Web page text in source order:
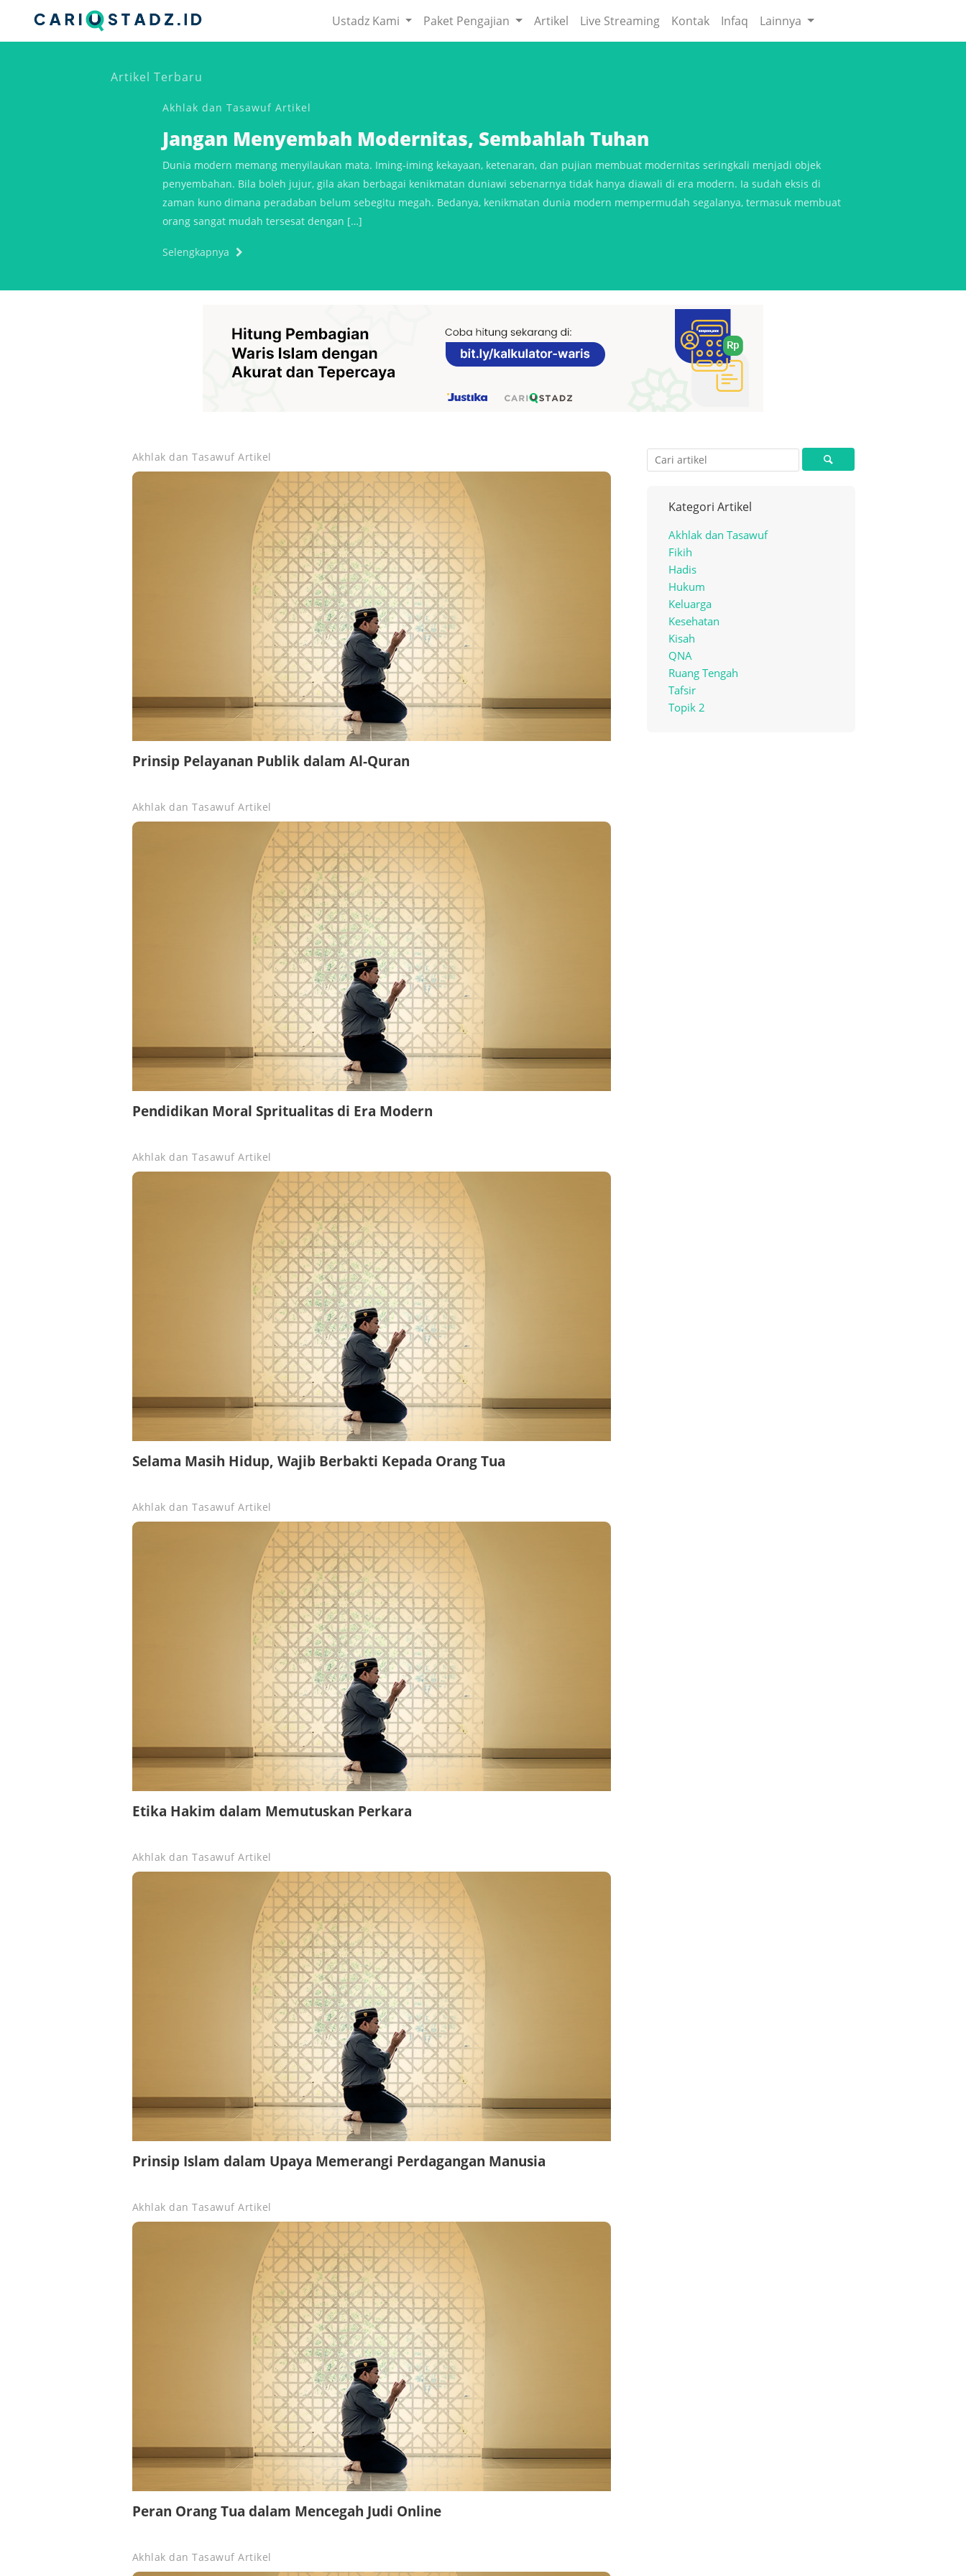
Ustadz Kami Paket Pengajian Artikel Live Streaming Kontak Infaq Lainnya
Artikel Terbaru
Akhlak dan Tasawuf Artikel
Jangan Menyembah Modernitas, Sembahlah Tuhan
Dunia modern memang menyilaukan mata. Iming-iming kekayaan, ketenaran, dan pujian membuat modernitas seringkali menjadi objek
penyembahan. Bila boleh jujur, gila akan berbagai kenikmatan duniawi sebenarnya tidak hanya diawali di era modern. Ia sudah eksis di
zaman kuno dimana peradaban belum sebegitu megah. Bedanya, kenikmatan dunia modern mempermudah segalanya, termasuk membuat
orang sangat mudah tersesat dengan […]
Selengkapnya
Akhlak dan Tasawuf Artikel
Prinsip Pelayanan Publik dalam Al-Quran
Akhlak dan Tasawuf Artikel
Pendidikan Moral Spritualitas di Era Modern
Akhlak dan Tasawuf Artikel
Selama Masih Hidup, Wajib Berbakti Kepada Orang Tua
Akhlak dan Tasawuf Artikel
Etika Hakim dalam Memutuskan Perkara
Akhlak dan Tasawuf Artikel
Prinsip Islam dalam Upaya Memerangi Perdagangan Manusia
Akhlak dan Tasawuf Artikel
Peran Orang Tua dalam Mencegah Judi Online
Akhlak dan Tasawuf Artikel
Kategori Artikel
Akhlak dan Tasawuf
Fikih
Hadis
Hukum
Keluarga
Kesehatan
Kisah
QNA
Ruang Tengah
Tafsir
Topik 2